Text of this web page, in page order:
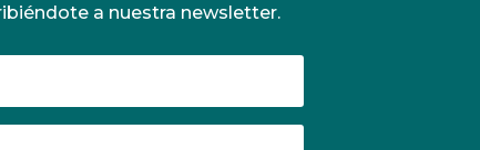
a nuestra newsletter.